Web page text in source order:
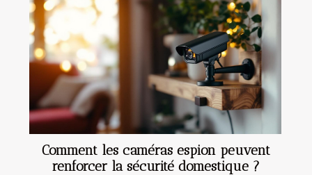
Comment les caméras espion peuvent
renforcer la sécurité domestique ?